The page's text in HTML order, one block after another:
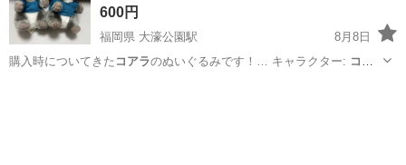
600円
福岡県 大濠公園駅
8月8日
購入時についてきた コアラ のぬいぐるみです！… キャラクター: コア